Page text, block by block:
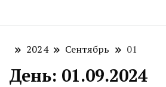
2024 Сентябрь 01
День: 01.09.2024